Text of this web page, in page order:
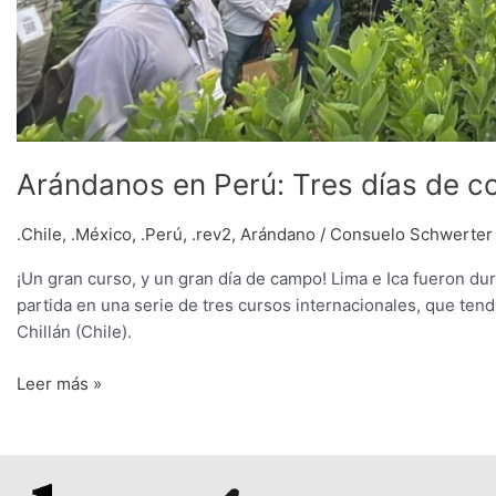
Arándanos en Perú: Tres días de
.Chile, .México, .Perú, .rev2, Arándano / Consuelo Schwerter
¡Un gran curso, y un gran día de campo! Lima e Ica fueron
partida en una serie de tres cursos internacionales, que
Chillán (Chile).
Leer más »